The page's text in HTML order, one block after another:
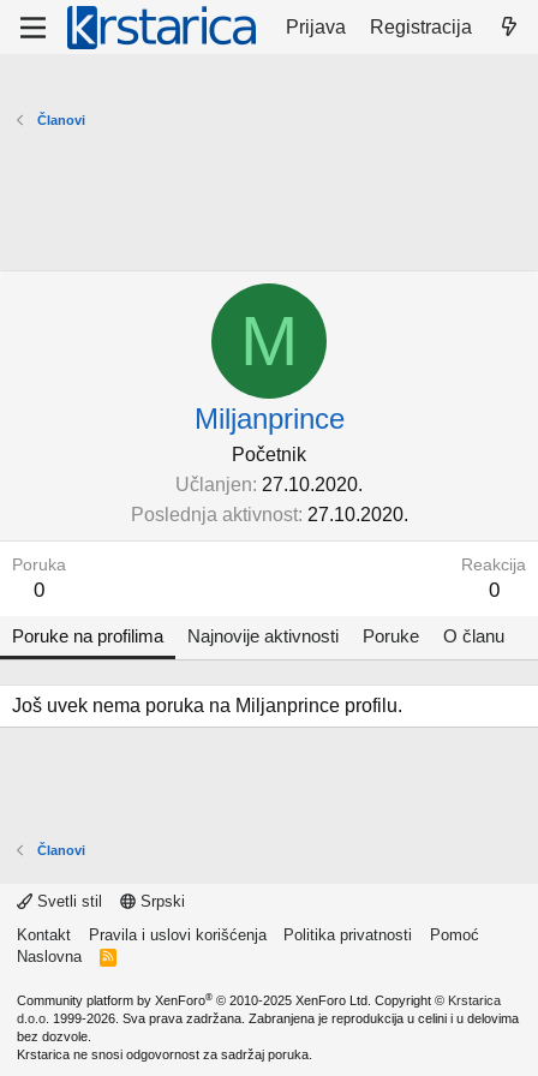
Prijava Registracija
Članovi
M
Miljanprince
Početnik
Učlanjen 27.10.2020.
Poslednja aktivnost 27.10.2020.
Poruka
0
Reakcija
0
Poruke na profilima Najnovije aktivnosti Poruke O članu
Još uvek nema poruka na Miljanprince profilu.
Članovi
Svetli stil
Srpski
Kontakt
Pravila i uslovi korišćenja Politika privatnosti
Pomoć
Naslovna
R
Community platform by XenForo® © 2010-2025 XenForo Ltd. Copyright © Krstarica
d.o.o. 1999-2026. Sva prava zadržana. Zabranjena je reprodukcija u celini i u delovima
bez dozvole.
Krstarica ne snosi odgovornost za sadržaj poruka.